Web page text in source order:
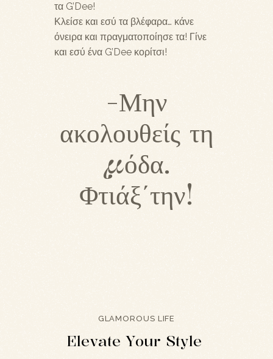
τα G’Dee!
Κλείσε και εσύ τα βλέφαρα… κάνε
όνειρα και πραγματοποίησε τα! Γίνε
και εσύ ένα G’Dee κορίτσι!
-Μην
ακολουθείς τη
μόδα.
Φτιάξ΄την!
GLAMOROUS LIFE
Elevate Your Style